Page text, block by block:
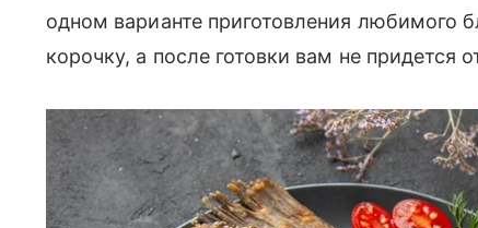
одном варианте приготовления любимого
корочку, а после готовки вам не придется